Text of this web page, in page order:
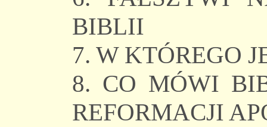
BIBLII
7. W KTÓREGO
8. CO MÓWI
REFORMACJI